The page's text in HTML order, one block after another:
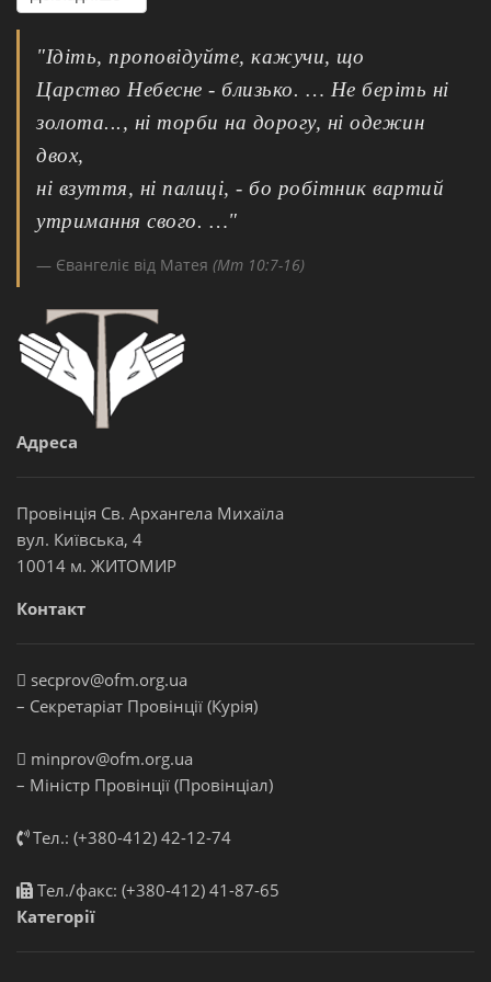
"Ідіть, проповідуйте, кажучи, що
Царство Небесне - близько. … Не беріть ні
золота..., ні торби на дорогу, ні одежин
двох,
ні взуття, ні палиці, - бо робітник вартий
утримання свого. …"
Євангеліє від Матея (Мт 10:7-16)
Адреса
Провінція Св. Архангела Михаїла
вул. Київська, 4
10014 м. ЖИТОМИР
Контакт
secprov@ofm.org.ua
– Секретаріат Провінції (Курія)
minprov@ofm.org.ua
– Міністр Провінції (Провінціал)
Тел.: (+380-412) 42-12-74
Тел./факс: (+380-412) 41-87-65
Категорії